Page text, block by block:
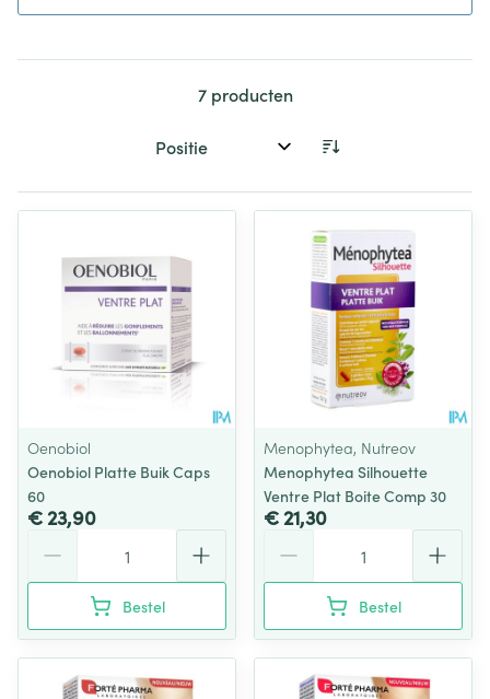
7producten
Sorteer op:
Oenobiol
Oenobiol Platte Buik Caps
60
€ 23,90
Bestel
Menophytea, Nutreov
Menophytea Silhouette
Ventre Plat Boite Comp 30
€ 21,30
Bestel